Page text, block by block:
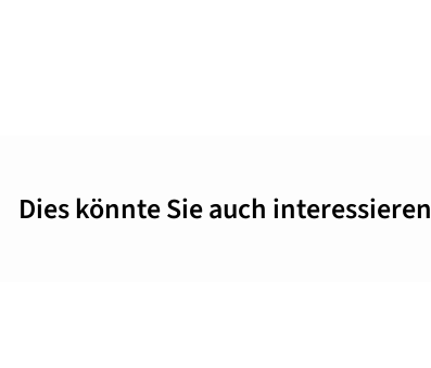
Dies könnte Sie auch interessieren